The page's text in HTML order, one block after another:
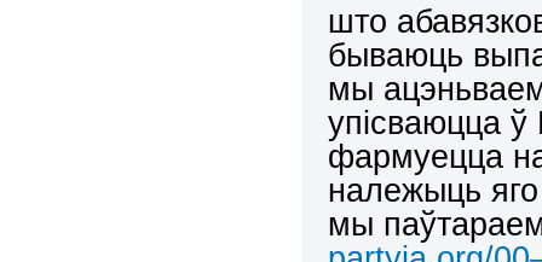
што
бываюць
мы
упісваюцца
фармуецца
належыць яго
мы